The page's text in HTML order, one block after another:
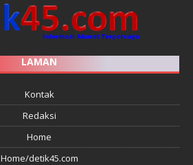
LAMAN
Kontak
Redaksi
Home
Home/detik45.com